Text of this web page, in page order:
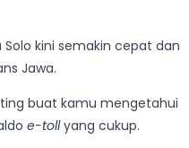
kini semakin cepat dan
Jawa.
buat kamu mengetahui
e-tollyang cukup.